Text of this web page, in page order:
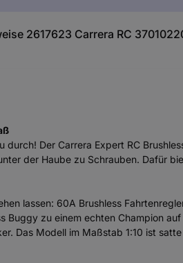
2617623 Carrera RC
durch! Der Carrera Expert RC
der Haube zu Schrauben. Dafür
lassen: 60A Brushless
Buggy zu einem echten Champion
Das Modell im Maßstab 1:10 ist